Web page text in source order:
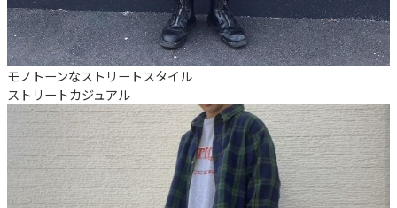
モノトーンなストリートスタイル
ストリートカジュアル